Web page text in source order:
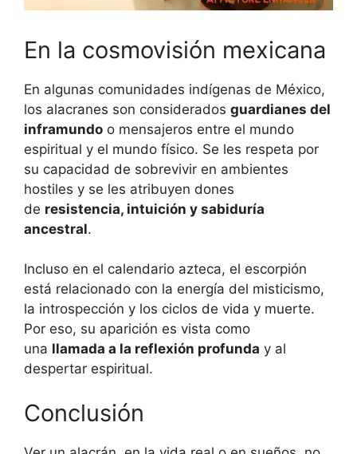
En la cosmovisión mexicana
En algunas comunidades indígenas de México,
los alacranes son considerados guardianes del
inframundo o mensajeros entre el mundo
espiritual y el mundo físico. Se les respeta por
su capacidad de sobrevivir en ambientes
hostiles y se les atribuyen dones
de resistencia, intuición y sabiduría
ancestral.
Incluso en el calendario azteca, el escorpión
está relacionado con la energía del misticismo,
la introspección y los ciclos de vida y muerte.
Por eso, su aparición es vista como
una llamada a la reflexión profunda y al
despertar espiritual.
Conclusión